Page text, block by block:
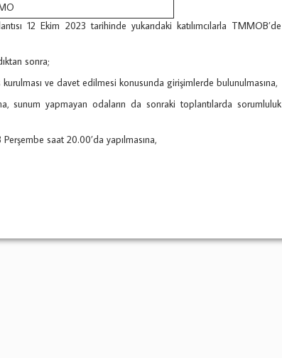
12 Ekim 2023 tarihinde yukarıdaki katılımcılarla TMMOB’de
sonra;
ve davet edilmesi konusunda girişimlerde bulunulmasına,
sunum yapmayan odaların da sonraki toplantılarda sorumluluk
saat 20.00’da yapılmasına,